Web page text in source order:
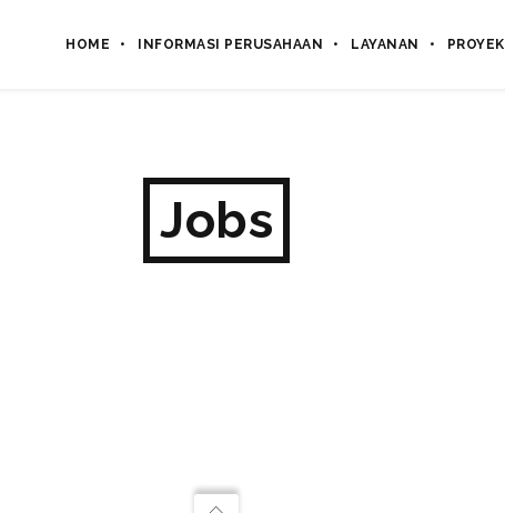
HOME INFORMASI PERUSAHAAN LAYANAN PROYEK
Jobs